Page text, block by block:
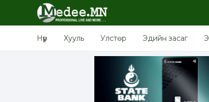
Нүүр Хууль Улстөр Эдийн засаг